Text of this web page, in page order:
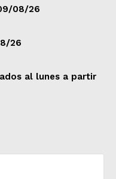
09/08/26
26
al lunes a partir